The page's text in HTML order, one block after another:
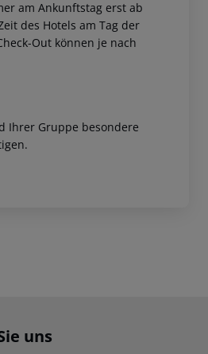
am Ankunftstag erst ab
des Hotels am Tag der
Out können je nach
Ihrer Gruppe besondere
uns